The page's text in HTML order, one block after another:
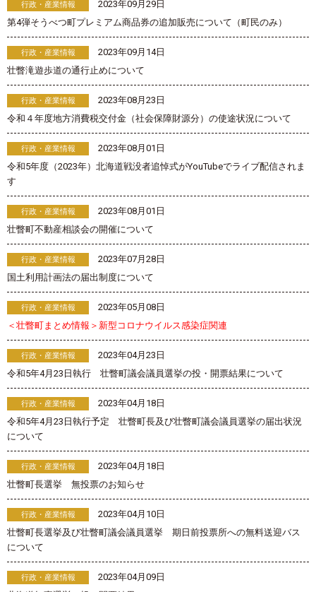
行政・産業情報
2023年09月29日
第4弾そうべつ町プレミアム商品券の追加販売について（町民のみ）
行政・産業情報
2023年09月14日
壮瞥滝遊歩道の通行止めについて
行政・産業情報
2023年08月23日
令和４年度地方消費税交付金（社会保障財源分）の使途状況について
行政・産業情報
2023年08月01日
令和5年度（2023年）北海道戦没者追悼式がYouTubeでライブ配信されま
す
行政・産業情報
2023年08月01日
壮瞥町不動産相談会の開催について
行政・産業情報
2023年07月28日
国土利用計画法の届出制度について
行政・産業情報
2023年05月08日
＜壮瞥町まとめ情報＞新型コロナウイルス感染症関連
行政・産業情報
2023年04月23日
令和5年4月23日執行 壮瞥町議会議員選挙の投・開票結果について
行政・産業情報
2023年04月18日
令和5年4月23日執行予定 壮瞥町長及び壮瞥町議会議員選挙の届出状況
について
行政・産業情報
2023年04月18日
壮瞥町長選挙 無投票のお知らせ
行政・産業情報
2023年04月10日
壮瞥町長選挙及び壮瞥町議会議員選挙 期日前投票所への無料送迎バス
について
行政・産業情報
2023年04月09日